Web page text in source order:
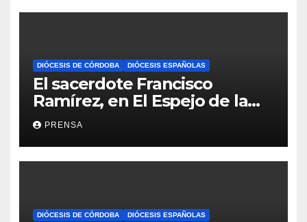
DIÓCESIS DE CÓRDOBA DIÓCESIS ESPAÑOLAS
El sacerdote Francisco
Ramírez, en El Espejo de la
Iglesia
PRENSA
DIÓCESIS DE CÓRDOBA DIÓCESIS ESPAÑOLAS